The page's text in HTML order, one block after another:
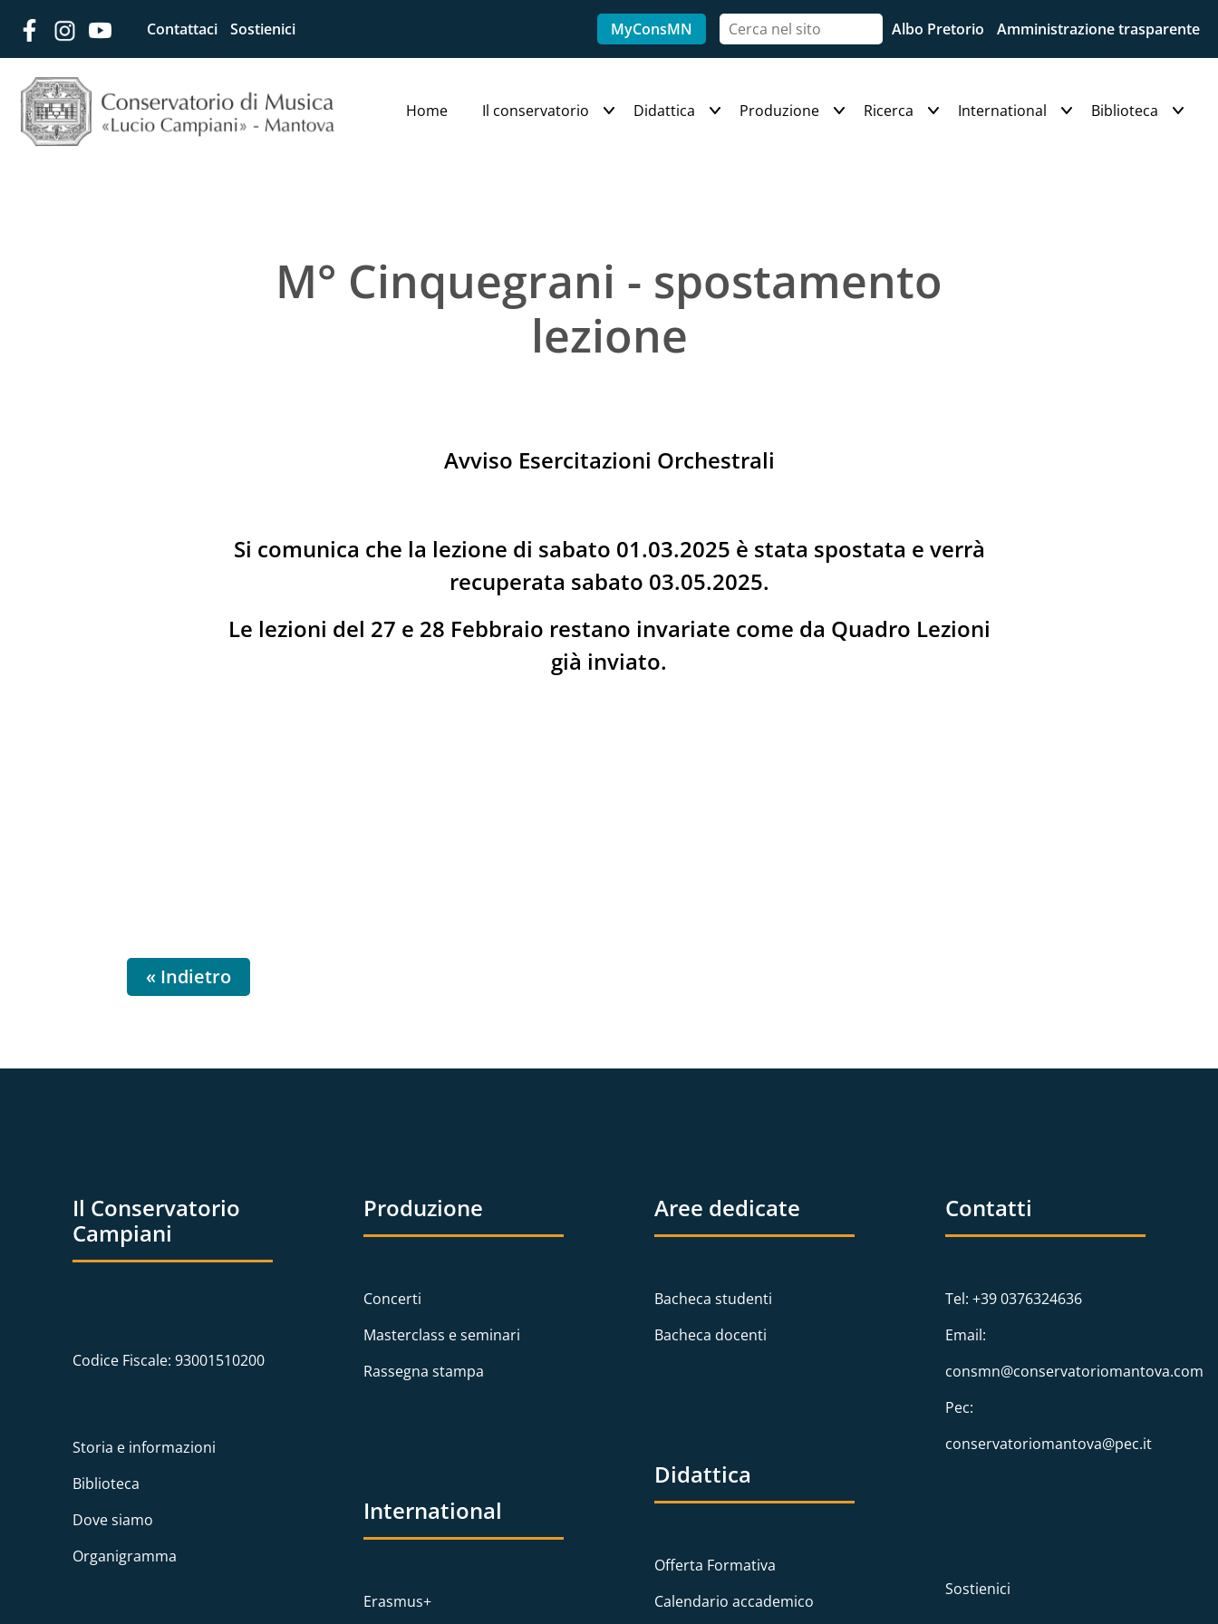
Contattaci Sostienici Albo Pretorio Amministrazione trasparente
MyConsMN
Home Il conservatorio Didattica Produzione Ricerca International Biblioteca
M° Cinquegrani - spostamento
lezione
Avviso Esercitazioni Orchestrali
Si comunica che la lezione di sabato 01.03.2025 è stata spostata e verrà
recuperata sabato 03.05.2025.
Le lezioni del 27 e 28 Febbraio restano invariate come da Quadro Lezioni
già inviato.
« Indietro
Il Conservatorio
Campiani
Codice Fiscale: 93001510200
Storia e informazioni
Biblioteca
Dove siamo
Organigramma
Produzione
Concerti
Masterclass e seminari
Rassegna stampa
International
Erasmus+
Aree dedicate
Bacheca studenti
Bacheca docenti
Didattica
Offerta Formativa
Calendario accademico
Contatti
Tel: +39 0376324636
Email:
consmn@conservatoriomantova.com
Pec:
conservatoriomantova@pec.it
Sostienici